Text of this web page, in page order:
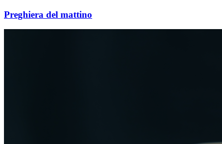
Preghiera del mattino